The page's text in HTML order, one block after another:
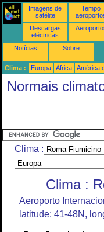
Imagens de
satélite
Tempo
Descargas
eléctricas
Notícias Sobre
Clima : Europa África América
Normais
Clima :
Clima :
Aeroporto
latitude: 41-48N,